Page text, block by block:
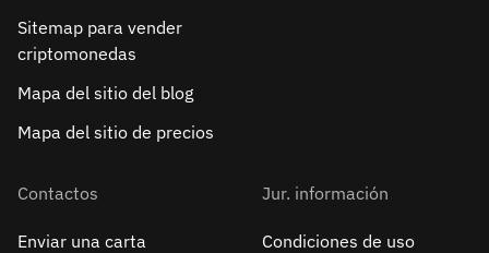
Sitemap para vender
criptomonedas
Mapa del sitio del blog
Mapa del sitio de precios
Contactos
Enviar una carta
Jur. información
Condiciones de uso